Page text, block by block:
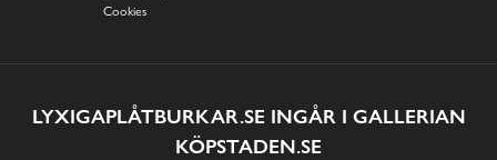
Cookies
LYXIGAPLÅTBURKAR.SE INGÅR I GALLERIAN
KÖPSTADEN.SE